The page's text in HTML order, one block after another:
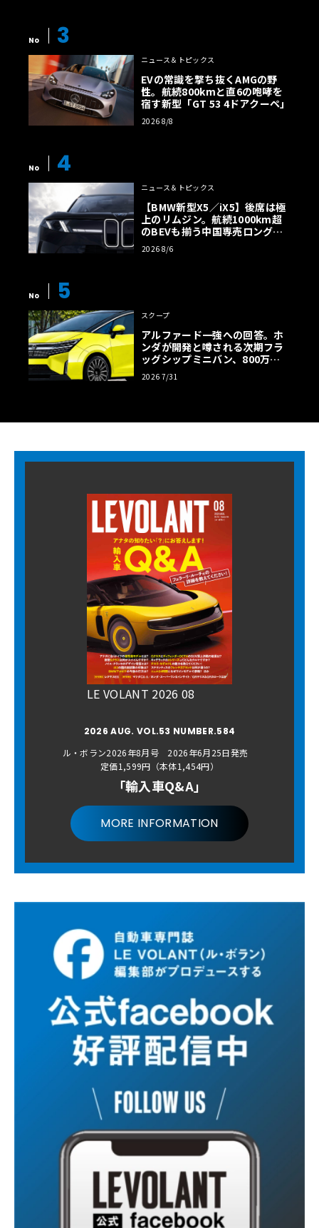
No 3
ニュース＆トピックス
EVの常識を撃ち抜くAMGの野
性。航続800kmと直6の咆哮を
宿す新型「GT 53 4ドアクーペ」
2026 8/8
No 4
ニュース＆トピックス
【BMW新型X5／iX5】後席は極
上のリムジン。航続1000km超
のBEVも揃う中国専売ロング仕
様の全貌
2026 8/6
No 5
スクープ
アルファード一強への回答。ホ
ンダが開発と噂される次期フラ
ッグシップミニバン、800万円
超の勝算【予想CG】
2026 7/31
LE VOLANT 2026 08
2026 AUG. VOL.53 NUMBER.584
ル・ボラン2026年8月号 2026年6月25日発売
定価1,599円（本体1,454円）
「輸入車Q&A」
MORE INFORMATION